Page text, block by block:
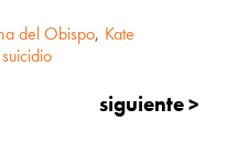
del Obispo, Kate
suicidio
siguiente >